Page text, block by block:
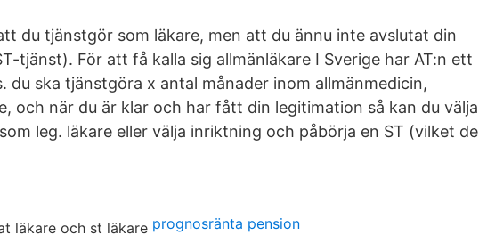
du tjänstgör som läkare, men att du ännu inte avslutat din
tjänst). För att få kalla sig allmänläkare I Sverige har AT:n ett
du ska tjänstgöra x antal månader inom allmänmedicin,
och när du är klar och har fått din legitimation så kan du välja
leg. läkare eller välja inriktning och påbörja en ST (vilket de
prognosränta pension